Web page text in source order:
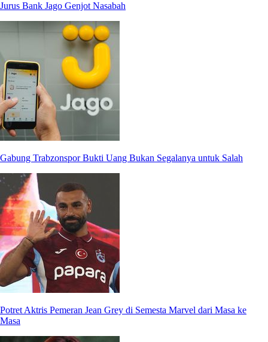
Jurus Bank Jago Genjot Nasabah
Gabung Trabzonspor Bukti Uang Bukan Segalanya untuk Salah
Potret Aktris Pemeran Jean Grey di Semesta Marvel dari Masa ke
Masa